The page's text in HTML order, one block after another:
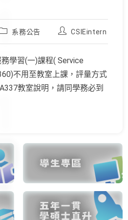
系務公告
Post
CSIEintern
學習(一)課程( Service
不用至教室上課，評量方式
教室說明，請同學務必到